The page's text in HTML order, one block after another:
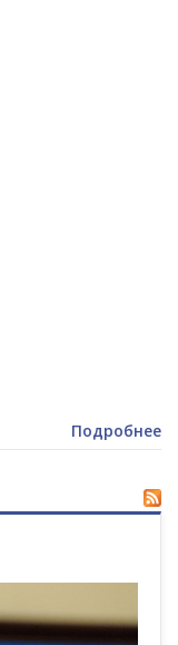
Подробнее